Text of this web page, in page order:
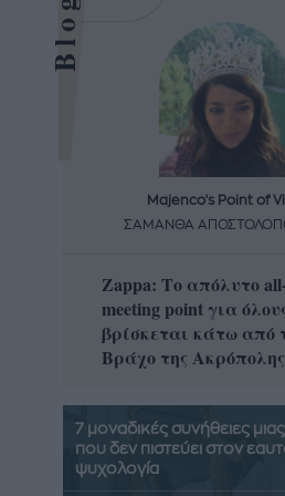
Majenco's Point of
ΣΑΜΑΝΘΑ
Zappa: Το απόλυτο
meeting point για
βρίσκεται κάτω από
Βράχο της Ακρόπολης
7 μοναδικές συνήθειες
που δεν πιστεύει στον
ψυχολογία